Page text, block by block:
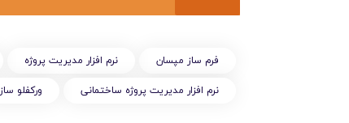
فرم ساز مپسان نرم افزار مدیریت پروژه
نرم افزار مدیریت پروژه ساختمانی
ورکفلو ساز